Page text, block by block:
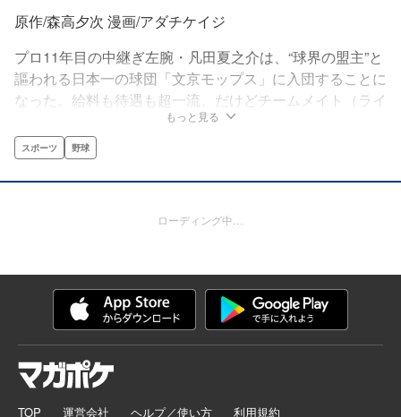
原作/森高夕次 漫画/アダチケイジ
プロ11年目の中継ぎ左腕・凡田夏之介は、“球界の盟主”と
謳われる日本一の球団「文京モップス」に入団することに
なった。給料も待遇も超一流。だけどチームメイト（ライ
バル）も超一流。“球界の盟主”文京モップスで夏之介の超
過酷な生存競争がはじまる!!
もっと見る
スポーツ 野球
ローディング中…
TOP 運営会社 ヘルプ／使い方 利用規約